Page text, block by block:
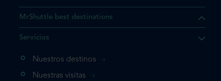
el producto que busca ya
vaya directamente a su
su reserva.
MrShuttle best destinations
Servicios
Nuestros destinos
Nuestras visitas